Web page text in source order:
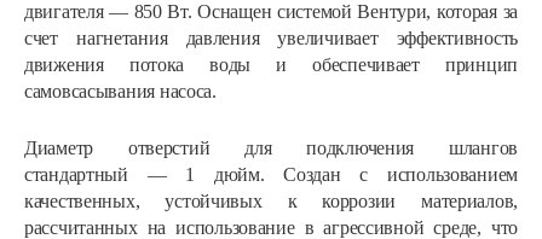
двигателя — 850 Вт. Оснащен системой Вентури, которая за
счет нагнетания давления увеличивает эффективность
движения потока воды и обеспечивает принцип
самовсасывания насоса.
Диаметр отверстий для подключения шлангов
стандартный — 1 дюйм. Создан с использованием
качественных, устойчивых к коррозии материалов,
рассчитанных на использование в агрессивной среде, что